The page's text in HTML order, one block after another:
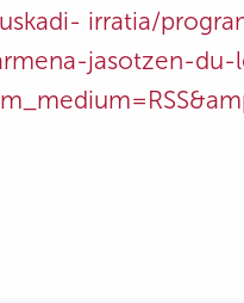
irratia/
jasotzen-du-